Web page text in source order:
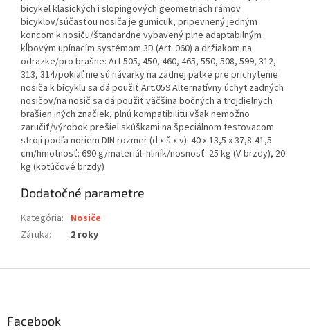
bicykel klasických i slopingových geometriách rámov
bicyklov/súčasťou nosiča je gumicuk, pripevnený jedným
koncom k nosiču/štandardne vybavený plne adaptabilným
kĺbovým upínacím systémom 3D (Art. 060) a držiakom na
odrazke/pro brašne: Art.505, 450, 460, 465, 550, 508, 599, 312,
313, 314/pokiaľ nie sú návarky na zadnej patke pre prichytenie
nosiča k bicyklu sa dá použiť Art.059 Alternatívny úchyt zadných
nosičov/na nosič sa dá použiť väčšina bočných a trojdielnych
brašien iných značiek, plnú kompatibilitu však nemožno
zaručiť/výrobok prešiel skúškami na špeciálnom testovacom
stroji podľa noriem DIN rozmer (d x š x v): 40 x 13,5 x 37,8-41,5
cm/hmotnosť: 690 g/materiál: hliník/nosnosť: 25 kg (V-brzdy), 20
kg (kotúčové brzdy)
Dodatočné parametre
Kategória: Nosiče
Záruka: 2 roky
Facebook